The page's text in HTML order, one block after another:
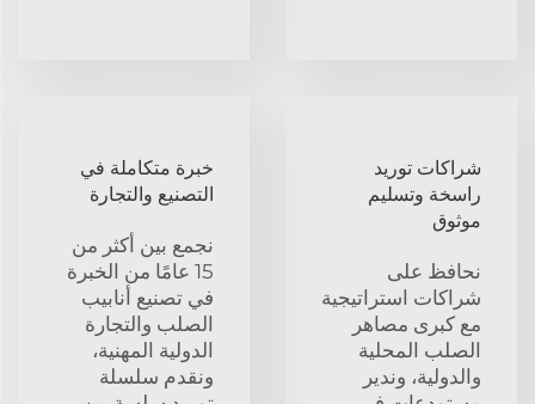
شراكات توريد
راسخة وتسليم
موثوق
نحافظ على
شراكات استراتيجية
مع كبرى مصاهر
الصلب المحلية
والدولية، وندير
خبرة متكاملة في
التصنيع والتجارة
نجمع بين أكثر من
15 عامًا من الخبرة
في تصنيع أنابيب
الصلب والتجارة
الدولية المهنية،
ونقدم سلسلة